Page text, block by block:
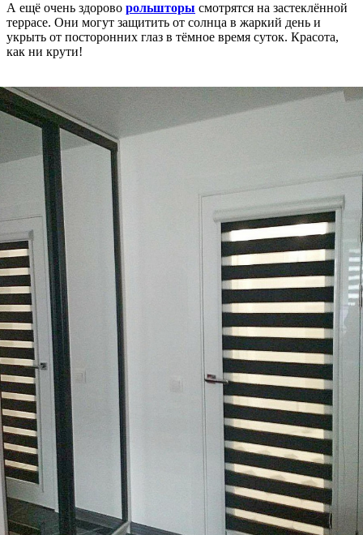
А ещё очень здорово рольшторы смотрятся на застеклённой
террасе. Они могут защитить от солнца в жаркий день и
укрыть от посторонних глаз в тёмное время суток. Красота,
как ни крути!